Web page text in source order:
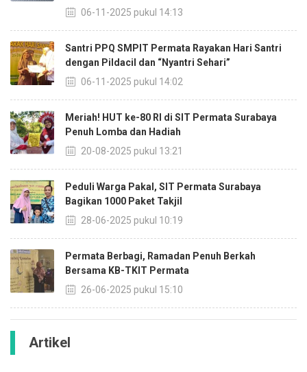
06-11-2025 pukul 14:13
Santri PPQ SMPIT Permata Rayakan Hari Santri
dengan Pildacil dan “Nyantri Sehari”
06-11-2025 pukul 14:02
Meriah! HUT ke-80 RI di SIT Permata Surabaya
Penuh Lomba dan Hadiah
20-08-2025 pukul 13:21
Peduli Warga Pakal, SIT Permata Surabaya
Bagikan 1000 Paket Takjil
28-06-2025 pukul 10:19
Permata Berbagi, Ramadan Penuh Berkah
Bersama KB-TKIT Permata
26-06-2025 pukul 15:10
Artikel